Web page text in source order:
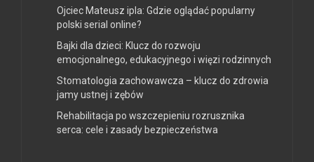
Ojciec Mateusz ipla: Gdzie oglądać popularny
polski serial online?
Bajki dla dzieci: Klucz do rozwoju
emocjonalnego, edukacyjnego i więzi rodzinnych
Stomatologia zachowawcza – klucz do zdrowia
jamy ustnej i zębów
Rehabilitacja po wszczepieniu rozrusznika
serca: cele i zasady bezpieczeństwa